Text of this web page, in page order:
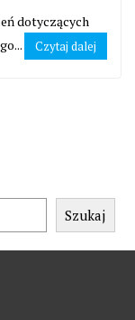
dotyczących
Czytaj dalej
Szukaj